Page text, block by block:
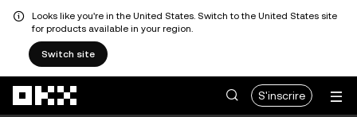
Looks like you're in the United States. Switch to the United States site
for products available in your region.
Switch site
S'inscrire